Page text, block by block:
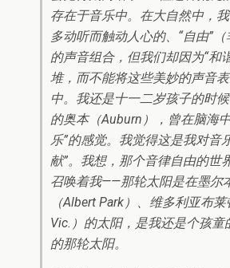
存在于音乐中。在大自然中，
多动听而触动人心的、“自由”（
的声音组合，但我们却因为“和
堆，而不能将这些美妙的声音
中。我还是十一二岁孩子的时
的奥本（Auburn），曾在脑海
乐”的感觉。我觉得这是我对音
献”。我想，那个音律自由的世
召唤着我——那轮太阳是在墨尔
（Albert Park）、维多利亚布
Vic.）的太阳，是我还是个孩童
的那轮太阳。